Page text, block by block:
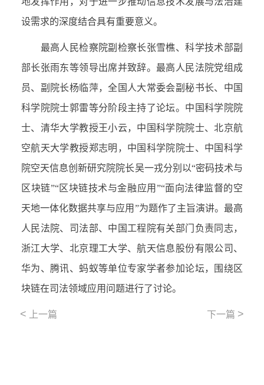
设需求的深度结合具有重要意义。
最高人民检察院副检察长张雪樵、科学技术部副
部长张雨东等领导出席并致辞。最高人民法院党组成
员、副院长杨临萍，全国人大常委会副秘书长、中国
科学院院士郭雷等分阶段主持了论坛。中国科学院院
士、清华大学教授王小云，中国科学院院士、北京航
空航天大学教授郑志明，中国科学院院士、中国科学
院空天信息创新研究院院长吴一戎分别以“密码技术与
区块链”“区块链技术与金融应用”“面向法律监督的空
天地一体化数据共享与应用”为题作了主旨演讲。最高
人民法院、司法部、中国工程院有关部门负责同志，
浙江大学、北京理工大学、航天信息股份有限公司、
华为、腾讯、蚂蚁等单位专家学者参加论坛，围绕区
块链在司法领域应用问题进行了讨论。
< 上一篇 下一篇 >